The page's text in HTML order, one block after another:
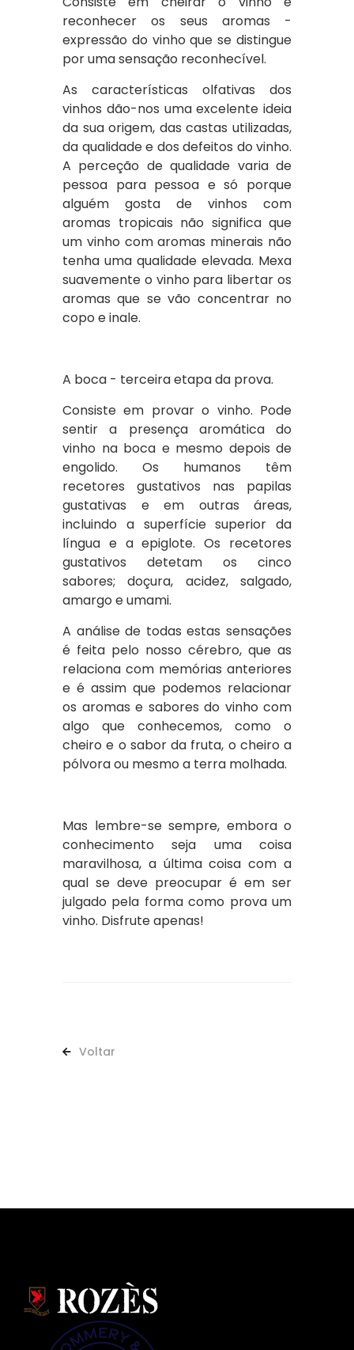
Voltar
reconhecer os seus aromas -
expressão do vinho que se distingue
por uma sensação reconhecível.
As características olfativas dos
vinhos dão-nos uma excelente ideia
da sua origem, das castas utilizadas,
da qualidade e dos defeitos do vinho.
A perceção de qualidade varia de
pessoa para pessoa e só porque
alguém gosta de vinhos com
aromas tropicais não significa que
um vinho com aromas minerais não
tenha uma qualidade elevada. Mexa
suavemente o vinho para libertar os
aromas que se vão concentrar no
copo e inale.
A boca - terceira etapa da prova.
Consiste em provar o vinho. Pode
sentir a presença aromática do
vinho na boca e mesmo depois de
engolido. Os humanos têm
recetores gustativos nas papilas
gustativas e em outras áreas,
incluindo a superfície superior da
língua e a epiglote. Os recetores
gustativos detetam os cinco
sabores; doçura, acidez, salgado,
amargo e umami.
A análise de todas estas sensações
é feita pelo nosso cérebro, que as
relaciona com memórias anteriores
e é assim que podemos relacionar
os aromas e sabores do vinho com
algo que conhecemos, como o
cheiro e o sabor da fruta, o cheiro a
pólvora ou mesmo a terra molhada.
Mas lembre-se sempre, embora o
conhecimento seja uma coisa
maravilhosa, a última coisa com a
qual se deve preocupar é em ser
julgado pela forma como prova um
vinho. Disfrute apenas!